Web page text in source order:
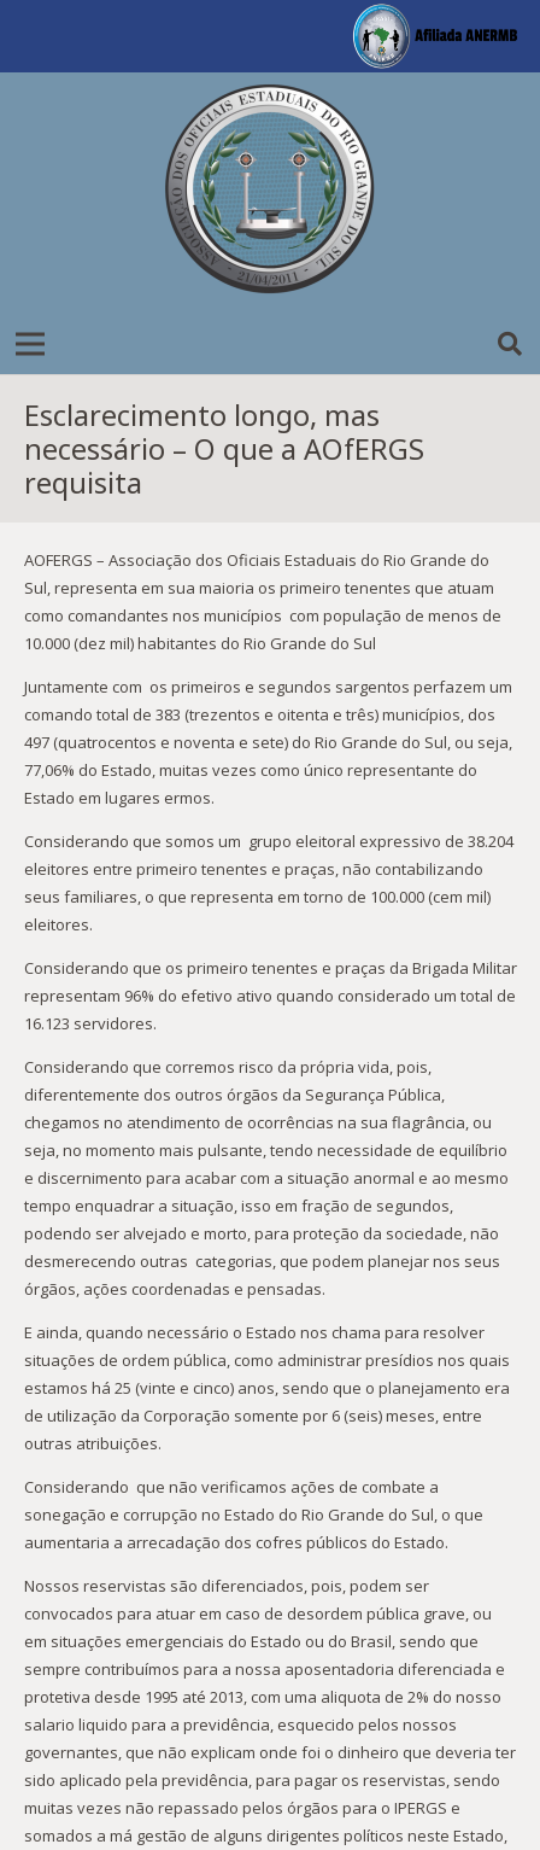
Esclarecimento longo, mas
necessário – O que a AOfERGS
requisita
AOFERGS – Associação dos Oficiais Estaduais do Rio Grande do
Sul, representa em sua maioria os primeiro tenentes que atuam
como comandantes nos municípios com população de menos de
10.000 (dez mil) habitantes do Rio Grande do Sul
Juntamente com os primeiros e segundos sargentos perfazem um
comando total de 383 (trezentos e oitenta e três) municípios, dos
497 (quatrocentos e noventa e sete) do Rio Grande do Sul, ou seja,
77,06% do Estado, muitas vezes como único representante do
Estado em lugares ermos.
Considerando que somos um grupo eleitoral expressivo de 38.204
eleitores entre primeiro tenentes e praças, não contabilizando
seus familiares, o que representa em torno de 100.000 (cem mil)
eleitores.
Considerando que os primeiro tenentes e praças da Brigada Militar
representam 96% do efetivo ativo quando considerado um total de
16.123 servidores.
Considerando que corremos risco da própria vida, pois,
diferentemente dos outros órgãos da Segurança Pública,
chegamos no atendimento de ocorrências na sua flagrância, ou
seja, no momento mais pulsante, tendo necessidade de equilíbrio
e discernimento para acabar com a situação anormal e ao mesmo
tempo enquadrar a situação, isso em fração de segundos,
podendo ser alvejado e morto, para proteção da sociedade, não
desmerecendo outras categorias, que podem planejar nos seus
órgãos, ações coordenadas e pensadas.
E ainda, quando necessário o Estado nos chama para resolver
situações de ordem pública, como administrar presídios nos quais
estamos há 25 (vinte e cinco) anos, sendo que o planejamento era
de utilização da Corporação somente por 6 (seis) meses, entre
outras atribuições.
Considerando que não verificamos ações de combate a
sonegação e corrupção no Estado do Rio Grande do Sul, o que
aumentaria a arrecadação dos cofres públicos do Estado.
Nossos reservistas são diferenciados, pois, podem ser
convocados para atuar em caso de desordem pública grave, ou
em situações emergenciais do Estado ou do Brasil, sendo que
sempre contribuímos para a nossa aposentadoria diferenciada e
protetiva desde 1995 até 2013, com uma aliquota de 2% do nosso
salario liquido para a previdência, esquecido pelos nossos
governantes, que não explicam onde foi o dinheiro que deveria ter
sido aplicado pela previdência, para pagar os reservistas, sendo
muitas vezes não repassado pelos órgãos para o IPERGS e
somados a má gestão de alguns dirigentes políticos neste Estado,